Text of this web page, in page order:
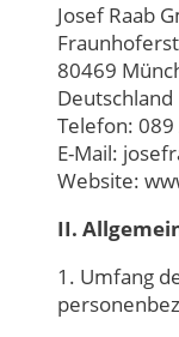
Josef Raab
80469
Deutschland
Telefon:
E-Mail:
Website:
II.
1. Umfang